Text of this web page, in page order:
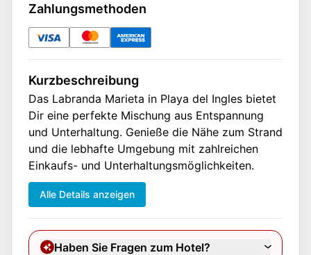
Zahlungsmethoden
Kurzbeschreibung
Das Labranda Marieta in Playa del Ingles bietet
Dir eine perfekte Mischung aus Entspannung
und Unterhaltung. Genieße die Nähe zum Strand
und die lebhafte Umgebung mit zahlreichen
Einkaufs- und Unterhaltungsmöglichkeiten.
Alle Details anzeigen
Haben Sie Fragen zum Hotel?